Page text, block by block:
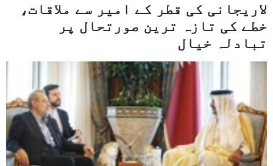
لاریجانی کی قطر کے امیر سے ملاقات،
خطے کی تازہ ترین صورتحال پر
تبادلہ خیال